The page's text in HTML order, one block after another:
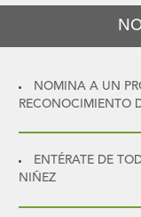
NOMINA A UN
RECONOCIMIENTO
ENTÉRATE DE
NIÑEZ